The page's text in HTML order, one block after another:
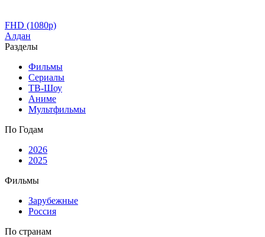
FHD (1080p)
Алдан
Разделы
Фильмы
Сериалы
ТВ-Шоу
Аниме
Мультфильмы
По Годам
2026
2025
Фильмы
Зарубежные
Россия
По странам